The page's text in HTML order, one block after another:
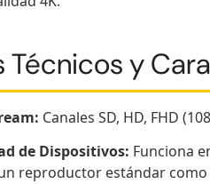
Técnicos y
Canales SD, HD, FHD
de Dispositivos: Funciona
reproductor estándar como